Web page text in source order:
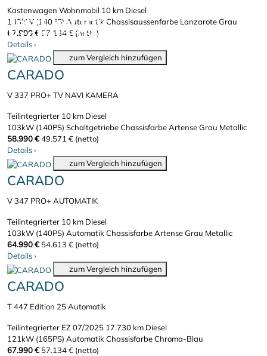
Jetzt bei uns
Probefahren!
Kastenwagen Wohnmobil 10 km Diesel
103kW (140PS) Automatik Chassisaussenfarbe Lanzarote Grau
67.990 € 57.134 € (netto)
Details›
zum Vergleich hinzufügen
CARADO
V 337 PRO+ TV NAVI KAMERA
Teilintegrierter 10 km Diesel
103kW (140PS) SchaltgetriebeChassisfarbe Artense Grau Metallic
58.990 €49.571 € (netto)
Details›
zum Vergleich hinzufügen
CARADO
V 347 PRO+ AUTOMATIK
Teilintegrierter 10 km Diesel
103kW (140PS) AutomatikChassisfarbe Artense Grau Metallic
64.990 € 54.613 € (netto)
Details›
zum Vergleich hinzufügen
CARADO
T 447 Edition 25 Automatik
Teilintegrierter EZ 07/2025 17.730 km Diesel
121kW (165PS) AutomatikChassisfarbe Chroma-Blau
67.990 € 57.134 € (netto)